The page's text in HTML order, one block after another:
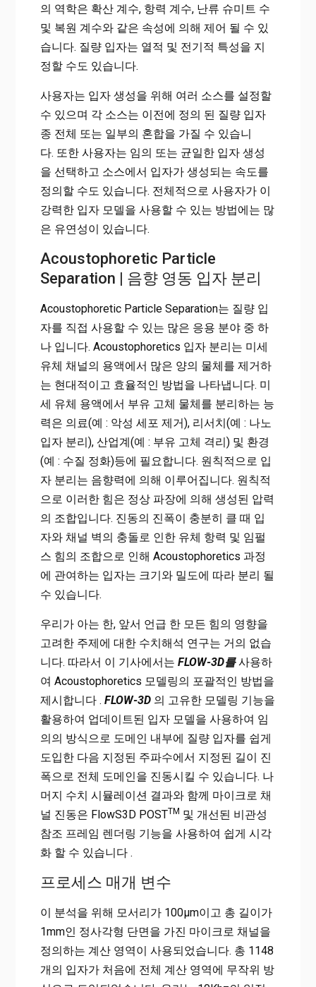
의 역학은 확산 계수, 항력 계수, 난류 슈미트 수
및 복원 계수와 같은 속성에 의해 제어 될 수 있
습니다. 질량 입자는 열적 및 전기적 특성을 지
정할 수도 있습니다.
사용자는 입자 생성을 위해 여러 소스를 설정할
수 있으며 각 소스는 이전에 정의 된 질량 입자
종 전체 또는 일부의 혼합을 가질 수 있습니
다. 또한 사용자는 임의 또는 균일한 입자 생성
을 선택하고 소스에서 입자가 생성되는 속도를
정의할 수도 있습니다. 전체적으로 사용자가 이
강력한 입자 모델을 사용할 수 있는 방법에는 많
은 유연성이 있습니다.
Acoustophoretic Particle
Separation | 음향 영동 입자 분리
Acoustophoretic Particle Separation는 질량 입
자를 직접 사용할 수 있는 많은 응용 분야 중 하
나 입니다. Acoustophoretics 입자 분리는 미세
유체 채널의 용액에서 많은 양의 물체를 제거하
는 현대적이고 효율적인 방법을 나타냅니다. 미
세 유체 용액에서 부유 고체 물체를 분리하는 능
력은 의료(예 : 악성 세포 제거), 리서치(예 : 나노
입자 분리), 산업계(예 : 부유 고체 격리) 및 환경
(예 : 수질 정화)등에 필요합니다. 원칙적으로 입
자 분리는 음향력에 의해 이루어집니다. 원칙적
으로 이러한 힘은 정상 파장에 의해 생성된 압력
의 조합입니다. 진동의 진폭이 충분히 클 때 입
자와 채널 벽의 충돌로 인한 유체 항력 및 임펄
스 힘의 조합으로 인해 Acoustophoretics 과정
에 관여하는 입자는 크기와 밀도에 따라 분리 될
수 있습니다.
우리가 아는 한, 앞서 언급 한 모든 힘의 영향을
고려한 주제에 대한 수치해석 연구는 거의 없습
니다. 따라서 이 기사에서는 FLOW-3D를사용하
여 Acoustophoretics 모델링의 포괄적인 방법을
제시합니다 . FLOW-3D의 고유한 모델링 기능을
활용하여 업데이트된 입자 모델을 사용하여 임
의의 방식으로 도메인 내부에 질량 입자를 쉽게
도입한 다음 지정된 주파수에서 지정된 길이 진
폭으로 전체 도메인을 진동시킬 수 있습니다. 나
머지 수치 시뮬레이션 결과와 함께 마이크로 채
널 진동은 FlowS3D POSTTM 및 개선된 비관성
참조 프레임 렌더링 기능을 사용하여 쉽게 시각
화 할 수 있습니다 .
프로세스 매개 변수
이 분석을 위해 모서리가 100μm이고 총 길이가
1mm인 정사각형 단면을 가진 마이크로 채널을
정의하는 계산 영역이 사용되었습니다. 총 1148
개의 입자가 처음에 전체 계산 영역에 무작위 방